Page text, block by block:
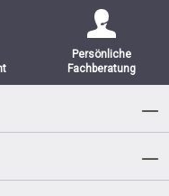
Persönliche
Fachberatung